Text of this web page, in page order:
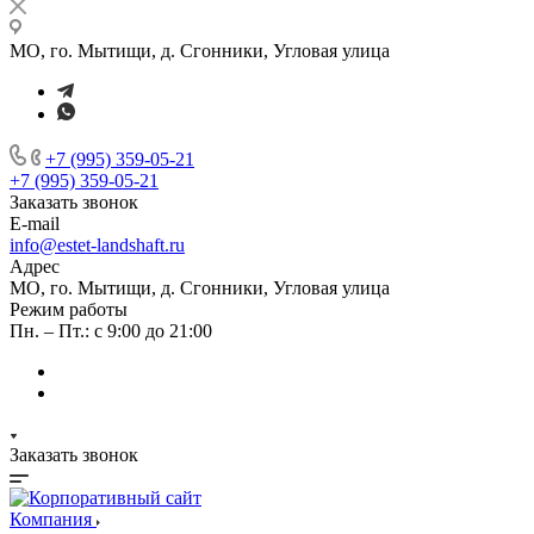
МО, го. Мытищи, д. Сгонники, Угловая улица
+7 (995) 359-05-21
+7 (995) 359-05-21
Заказать звонок
E-mail
info@estet-landshaft.ru
Адрес
МО, го. Мытищи, д. Сгонники, Угловая улица
Режим работы
Пн. – Пт.: с 9:00 до 21:00
Заказать звонок
Компания